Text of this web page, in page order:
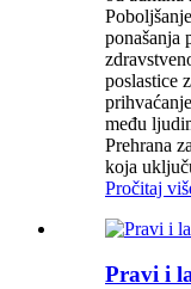
ponašanja
poslastice
među
Prehrana
koja
Pročitaj
Pravi i